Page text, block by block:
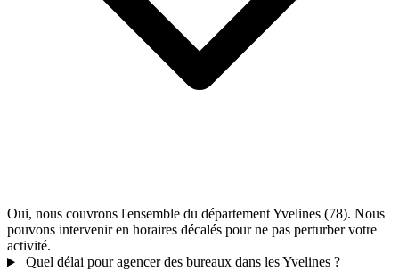
Oui, nous couvrons l'ensemble du département Yvelines (78). Nous
pouvons intervenir en horaires décalés pour ne pas perturber votre
activité.
Quel délai pour agencer des bureaux dans les Yvelines ?